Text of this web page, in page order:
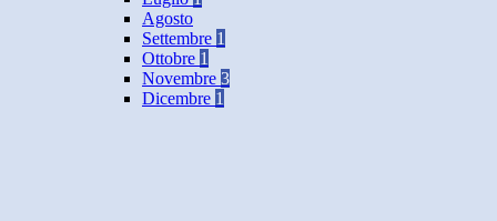
Agosto
Settembre 1
Ottobre 1
Novembre 3
Dicembre 1